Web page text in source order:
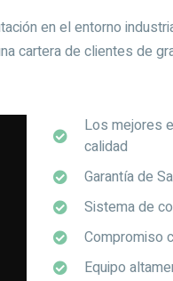
en el entorno
cartera de clientes de
Los mejores
calidad
Garantía de
Sistema de
Compromiso
Equipo